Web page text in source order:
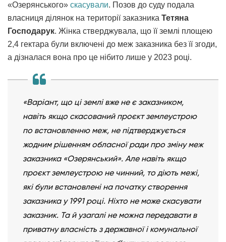
«Озерянського» скасували. Позов до суду подала
власниця ділянок на території заказника Тетяна
Господарук. Жінка стверджувала, що її землі площею
2,4 гектара були включені до меж заказника без її згоди,
а дізналася вона про це нібито лише у 2023 році.
«Варіант, що ці землі вже не є заказником,
навіть якщо скасований проєкт землеустрою
по встановленню меж, не підтверджується
жодним рішенням обласної ради про зміну меж
заказника «Озерянський». Але навіть якщо
проєкт землеустрою не чинний, то діють межі,
які були встановлені на початку створення
заказника у 1991 році. Ніхто не може скасувати
заказник. Та й узагалі не можна передавати в
приватну власність з державної і комунальної